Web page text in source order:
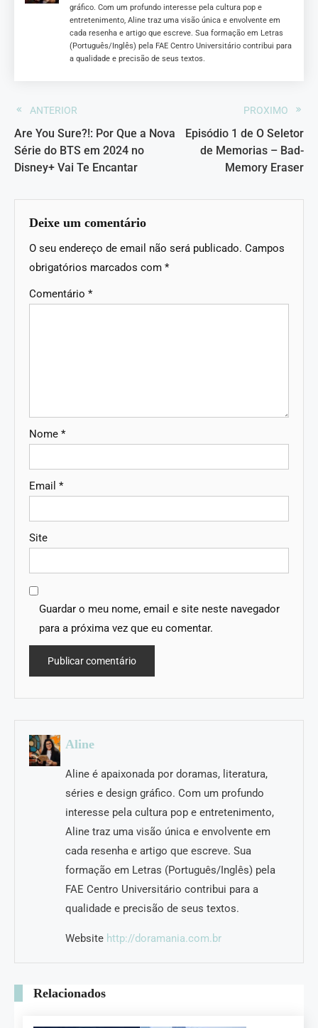
gráfico. Com um profundo interesse pela cultura pop e
entretenimento, Aline traz uma visão única e envolvente em
cada resenha e artigo que escreve. Sua formação em Letras
(Português/Inglês) pela FAE Centro Universitário contribui para
a qualidade e precisão de seus textos.
ANTERIOR
Are You Sure?!: Por Que a Nova
Série do BTS em 2024 no
Disney+ Vai Te Encantar
PROXIMO
Episódio 1 de O Seletor
de Memorias – Bad-
Memory Eraser
Deixe um comentário
O seu endereço de email não será publicado. Campos
obrigatórios marcados com *
Comentário *
Nome *
Email *
Site
Guardar o meu nome, email e site neste navegador
para a próxima vez que eu comentar.
Aline
Aline é apaixonada por doramas, literatura,
séries e design gráfico. Com um profundo
interesse pela cultura pop e entretenimento,
Aline traz uma visão única e envolvente em
cada resenha e artigo que escreve. Sua
formação em Letras (Português/Inglês) pela
FAE Centro Universitário contribui para a
qualidade e precisão de seus textos.
Website http://doramania.com.br
Relacionados